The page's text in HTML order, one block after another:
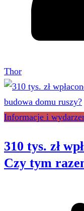
Thor
Informacje i
310 tys. zł
Czy tym